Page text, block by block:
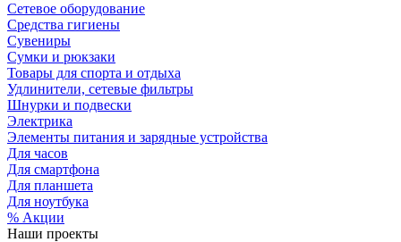
Сетевое оборудование
Средства гигиены
Сувениры
Сумки и рюкзаки
Товары для спорта и отдыха
Удлинители, сетевые фильтры
Шнурки и подвески
Электрика
Элементы питания и зарядные устройства
Для часов
Для смартфона
Для планшета
Для ноутбука
% Акции
Наши проекты